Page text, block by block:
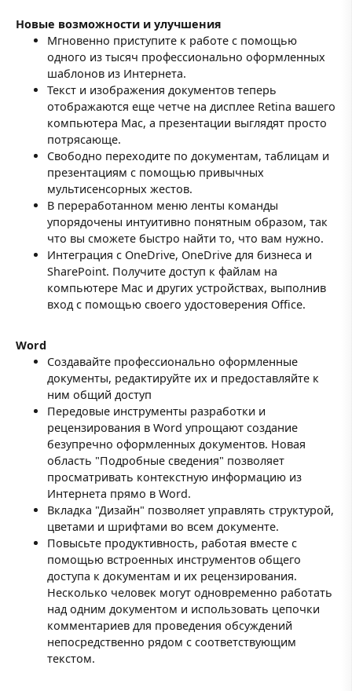
Новые возможности и улучшения
Мгновенно приступите к работе с помощью
одного из тысяч профессионально оформленных
шаблонов из Интернета.
Текст и изображения документов теперь
отображаются еще четче на дисплее Retina вашего
компьютера Mac, а презентации выглядят просто
потрясающе.
Свободно переходите по документам, таблицам и
презентациям с помощью привычных
мультисенсорных жестов.
В переработанном меню ленты команды
упорядочены интуитивно понятным образом, так
что вы сможете быстро найти то, что вам нужно.
Интеграция с OneDrive, OneDrive для бизнеса и
SharePoint. Получите доступ к файлам на
компьютере Mac и других устройствах, выполнив
вход с помощью своего удостоверения Office.
Word
Создавайте профессионально оформленные
документы, редактируйте их и предоставляйте к
ним общий доступ
Передовые инструменты разработки и
рецензирования в Word упрощают создание
безупречно оформленных документов. Новая
область "Подробные сведения" позволяет
просматривать контекстную информацию из
Интернета прямо в Word.
Вкладка "Дизайн" позволяет управлять структурой,
цветами и шрифтами во всем документе.
Повысьте продуктивность, работая вместе с
помощью встроенных инструментов общего
доступа к документам и их рецензирования.
Несколько человек могут одновременно работать
над одним документом и использовать цепочки
комментариев для проведения обсуждений
непосредственно рядом с соответствующим
текстом.